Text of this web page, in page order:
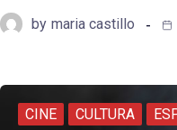
by maria castillo
CINE CULTURA